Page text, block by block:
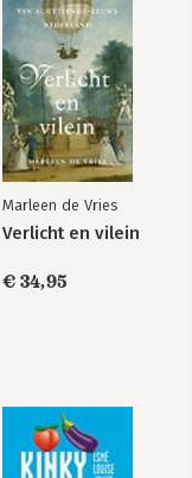
Marleen de Vries
Verlicht en vilein
€ 34,95